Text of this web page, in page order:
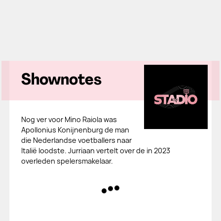
Shownotes
Nog ver voor Mino Raiola was
Apollonius Konijnenburg de man
die Nederlandse voetballers naar
Italië loodste. Jurriaan vertelt over de in 2023
overleden spelersmakelaar.